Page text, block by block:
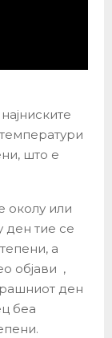
што е
околу или
ден тие се
а
објави ,
ден
беа